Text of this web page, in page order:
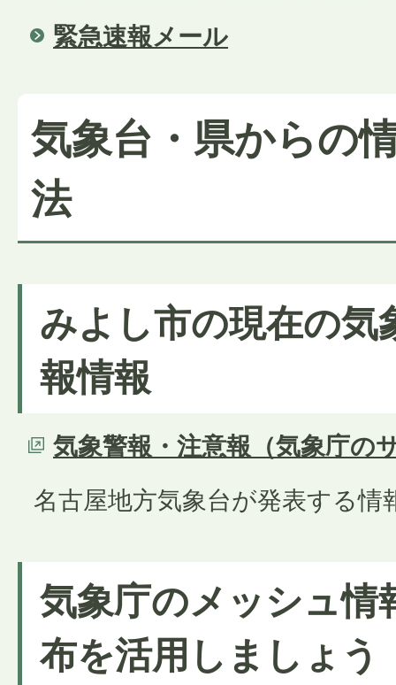
緊急速報メール
気象台・県からの
法
みよし市の現在の気
報情報
気象警報・注意報（気象庁の
名古屋地方気象台が発表する
気象庁のメッシュ情
布を活用しましょう